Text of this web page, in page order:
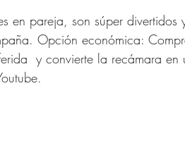
en pareja, son súper divertidos
Opción económica:
y convierte la recámara